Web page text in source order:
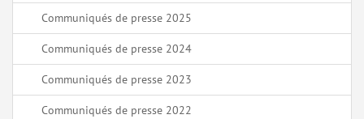
Communiqués de presse 2025
Communiqués de presse 2024
Communiqués de presse 2023
Communiqués de presse 2022